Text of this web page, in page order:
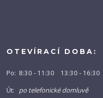
OTEVÍRACÍ DOBA:
Po: 8:30 - 11:30 13:30 - 16:30
Út: po telefonické domluvě